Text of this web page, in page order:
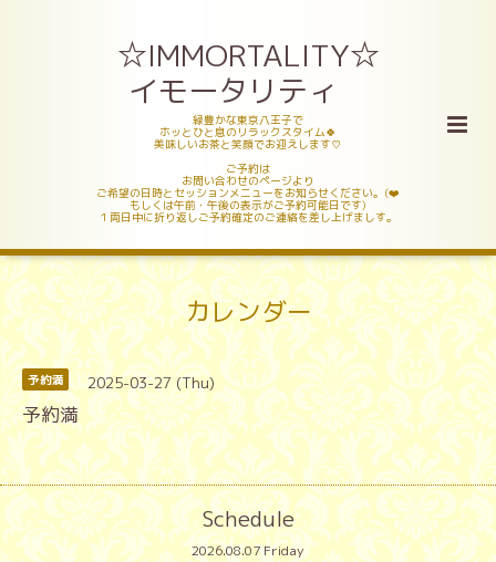
☆IMMORTALITY☆
イモータリティ
緑豊かな東京八王子で
ホッとひと息のリラックスタイム🍀
美味しいお茶と笑顔でお迎えします♡
ご予約は
お問い合わせのページより
ご希望の日時とセッションメニューをお知らせください。(❤️
もしくは午前・午後の表示がご予約可能日です)
１両日中に折り返しご予約確定のご連絡を差し上げましす。
カレンダー
予約満 2025-03-27 (Thu)
予約満
Schedule
2026.08.07 Friday